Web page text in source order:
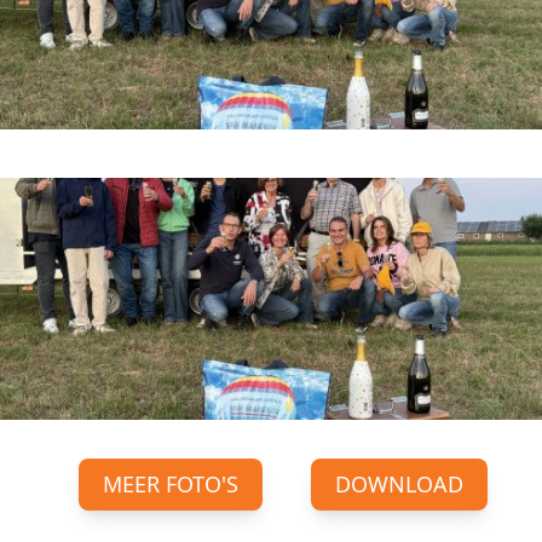
MEER FOTO'S DOWNLOAD